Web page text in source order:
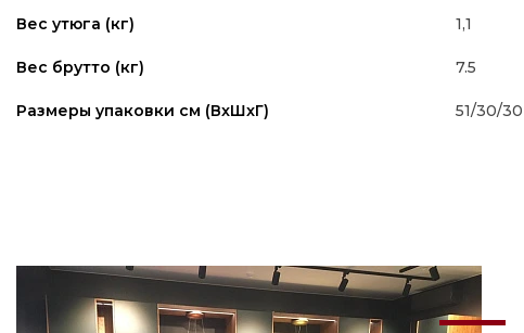
Вес утюга (кг) 1,1
Вес брутто (кг) 7.5
Размеры упаковки см (ВxШxГ) 51/30/30